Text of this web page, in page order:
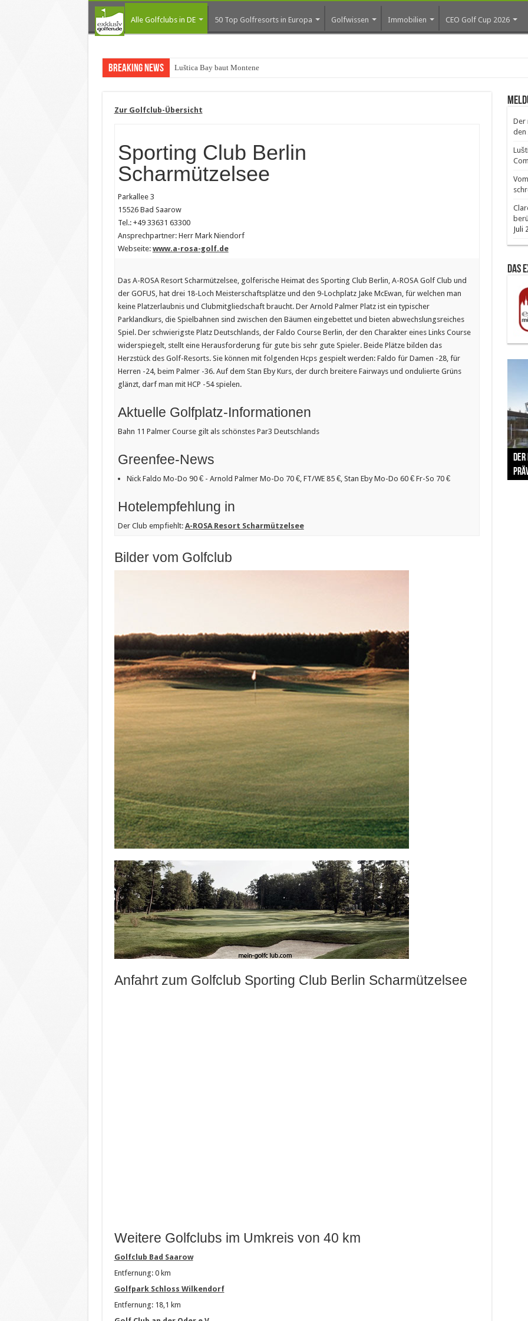
Alle Golfclubs in DE 50 Top Golfresorts in Europa Golfwissen Immobilien CEO Golf Cup 2026
Breaking News Luštica Bay baut Montenegros erste Golf-Commu
Zur Golfclub-Übersicht
Sporting Club Berlin
Scharmützelsee
Parkallee 3
15526 Bad Saarow
Tel.: +49 33631 63300
Ansprechpartner: Herr Mark Niendorf
Webseite: www.a-rosa-golf.de
Das A-ROSA Resort Scharmützelsee, golferische Heimat des Sporting Club Berlin, A-ROSA Golf Club und
der GOFUS, hat drei 18-Loch Meisterschaftsplätze und den 9-Lochplatz Jake McEwan, für welchen man
keine Platzerlaubnis und Clubmitgliedschaft braucht. Der Arnold Palmer Platz ist ein typischer
Parklandkurs, die Spielbahnen sind zwischen den Bäumen eingebettet und bieten abwechslungsreiches
Spiel. Der schwierigste Platz Deutschlands, der Faldo Course Berlin, der den Charakter eines Links Course
widerspiegelt, stellt eine Herausforderung für gute bis sehr gute Spieler. Beide Plätze bilden das
Herzstück des Golf-Resorts. Sie können mit folgenden Hcps gespielt werden: Faldo für Damen -28, für
Herren -24, beim Palmer -36. Auf dem Stan Eby Kurs, der durch breitere Fairways und ondulierte Grüns
glänzt, darf man mit HCP -54 spielen.
Aktuelle Golfplatz-Informationen
Bahn 11 Palmer Course gilt als schönstes Par3 Deutschlands
Greenfee-News
Nick Faldo Mo-Do 90 € - Arnold Palmer Mo-Do 70 €, FT/WE 85 €, Stan Eby Mo-Do 60 € Fr-So 70 €
Hotelempfehlung in
Der Club empfiehlt: A-ROSA Resort Scharmützelsee
Bilder vom Golfclub
Anfahrt zum Golfclub Sporting Club Berlin Scharmützelsee
Weitere Golfclubs im Umkreis von 40 km
Golfclub Bad Saarow
Entfernung: 0 km
Golfpark Schloss Wilkendorf
Entfernung: 18,1 km
Der
den
Juli
Das
The